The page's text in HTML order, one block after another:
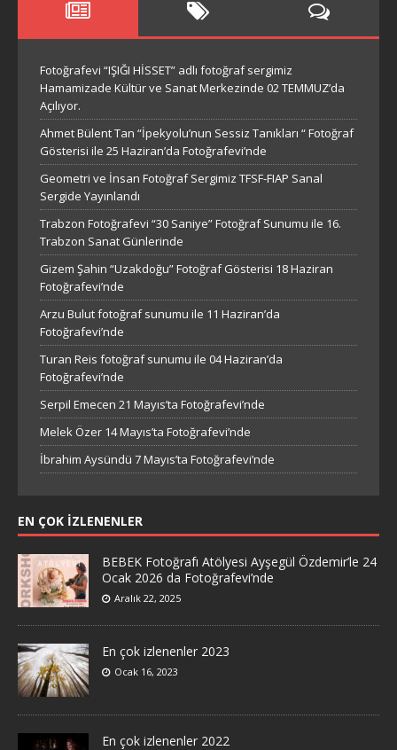
Fotoğrafevi “IŞIĞI HİSSET” adlı fotoğraf sergimiz
Hamamizade Kültür ve Sanat Merkezinde 02 TEMMUZ’da
Açılıyor.
Ahmet Bülent Tan “İpekyolu’nun Sessiz Tanıkları “ Fotoğraf
Gösterisi ile 25 Haziran’da Fotoğrafevi’nde
Geometri ve İnsan Fotoğraf Sergimiz TFSF-FIAP Sanal
Sergide Yayınlandı
Trabzon Fotoğrafevi “30 Saniye” Fotoğraf Sunumu ile 16.
Trabzon Sanat Günlerinde
Gizem Şahin “Uzakdoğu” Fotoğraf Gösterisi 18 Haziran
Fotoğrafevi’nde
Arzu Bulut fotoğraf sunumu ile 11 Haziran’da
Fotoğrafevi’nde
Turan Reis fotoğraf sunumu ile 04 Haziran’da
Fotoğrafevi’nde
Serpil Emecen 21 Mayıs’ta Fotoğrafevi’nde
Melek Özer 14 Mayıs’ta Fotoğrafevi’nde
İbrahim Aysündü 7 Mayıs’ta Fotoğrafevi’nde
EN ÇOK İZLENENLER
BEBEK Fotoğrafı Atölyesi Ayşegül Özdemir’le 24
Ocak 2026 da Fotoğrafevi’nde
Aralık 22, 2025
En çok izlenenler 2023
Ocak 16, 2023
En çok izlenenler 2022